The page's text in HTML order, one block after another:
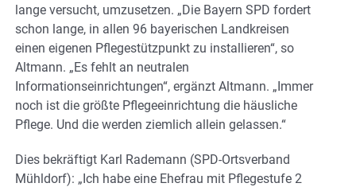
lange versucht, umzusetzen. „Die Bayern SPD fordert
schon lange, in allen 96 bayerischen Landkreisen
einen eigenen Pflegestützpunkt zu installieren“, so
Altmann. „Es fehlt an neutralen
Informationseinrichtungen“, ergänzt Altmann. „Immer
noch ist die größte Pflegeeinrichtung die häusliche
Pflege. Und die werden ziemlich allein gelassen.“
Dies bekräftigt Karl Rademann (SPD-Ortsverband
Mühldorf): „Ich habe eine Ehefrau mit Pflegestufe 2